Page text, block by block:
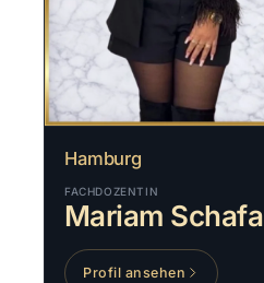
Hamburg
FACHDOZENTIN
Mariam Schafa
Profil ansehen